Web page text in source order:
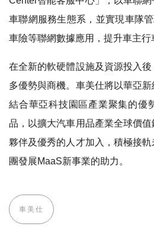
車聯網服務生態系，並實現車隊
車險等聯網數據應用，提升車主行
在全新的軟硬體設施及資源投入
多優勢與商機。車美仕將以華亞新
結合華亞科技園區產業聚集的優
品，以擴大汽車用品產業全球價
夥伴及優秀的人才加入，積極接
團發展MaaS新事業的助力。
車美仕